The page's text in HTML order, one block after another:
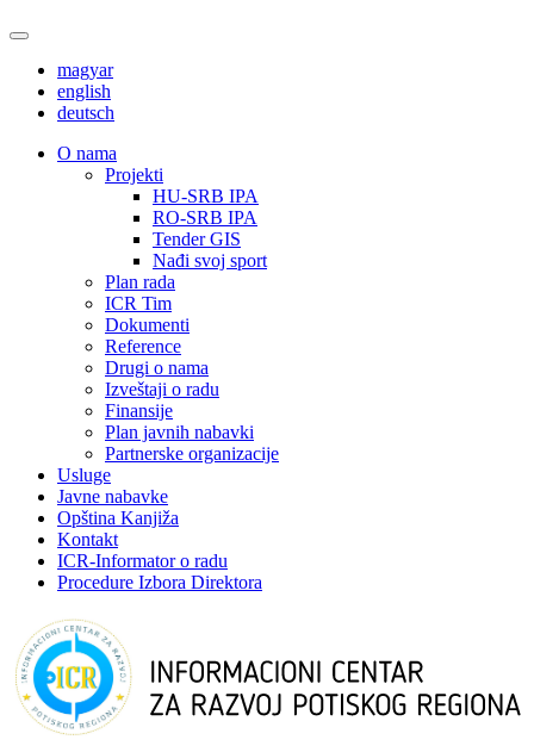
magyar
english
deutsch
О nama
Projekti
HU-SRB IPA
RO-SRB IPA
Tender GIS
Nađi svoj sport
Plan rada
ICR Tim
Dokumenti
Reference
Drugi o nama
Izveštaji o radu
Finansije
Plan javnih nabavki
Partnerske organizacije
Usluge
Javne nabavke
Opština Kanjiža
Kontakt
ICR-Informator o radu
Procedure Izbora Direktora